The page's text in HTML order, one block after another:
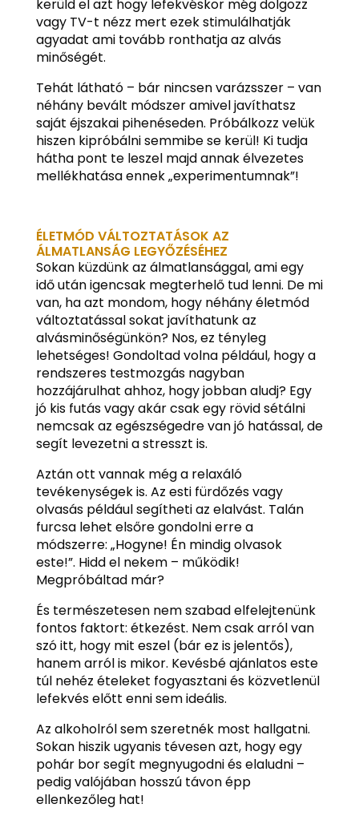
kerüld el azt hogy lefekvéskor még dolgozz
vagy TV-t nézz mert ezek stimulálhatják
agyadat ami tovább ronthatja az alvás
minőségét.
Tehát látható – bár nincsen varázsszer – van
néhány bevált módszer amivel javíthatsz
saját éjszakai pihenéseden. Próbálkozz velük
hiszen kipróbálni semmibe se kerül! Ki tudja
hátha pont te leszel majd annak élvezetes
mellékhatása ennek „experimentumnak”!
ÉLETMÓD VÁLTOZTATÁSOK AZ
ÁLMATLANSÁG LEGYŐZÉSÉHEZ
Sokan küzdünk az álmatlansággal, ami egy
idő után igencsak megterhelő tud lenni. De mi
van, ha azt mondom, hogy néhány életmód
változtatással sokat javíthatunk az
alvásminőségünkön? Nos, ez tényleg
lehetséges! Gondoltad volna például, hogy a
rendszeres testmozgás nagyban
hozzájárulhat ahhoz, hogy jobban aludj? Egy
jó kis futás vagy akár csak egy rövid sétálni
nemcsak az egészségedre van jó hatással, de
segít levezetni a stresszt is.
Aztán ott vannak még a relaxáló
tevékenységek is. Az esti fürdőzés vagy
olvasás például segítheti az elalvást. Talán
furcsa lehet elsőre gondolni erre a
módszerre: „Hogyne! Én mindig olvasok
este!”. Hidd el nekem – működik!
Megpróbáltad már?
És természetesen nem szabad elfelejtenünk
fontos faktort: étkezést. Nem csak arról van
szó itt, hogy mit eszel (bár ez is jelentős),
hanem arról is mikor. Kevésbé ajánlatos este
túl nehéz ételeket fogyasztani és közvetlenül
lefekvés előtt enni sem ideális.
Az alkoholról sem szeretnék most hallgatni.
Sokan hiszik ugyanis tévesen azt, hogy egy
pohár bor segít megnyugodni és elaludni –
pedig valójában hosszú távon épp
ellenkezőleg hat!